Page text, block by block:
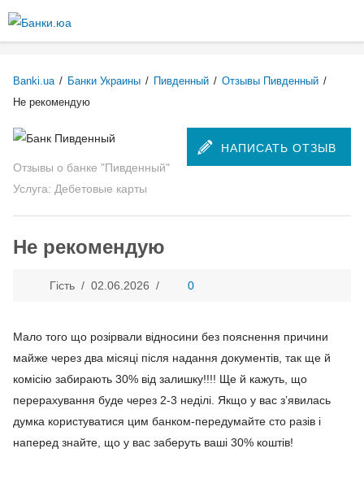
содержанию
Banki.ua / Банки Украины / Пивденный / Отзывы Пивденный /
Не рекомендую
НАПИСАТЬ ОТЗЫВ
Отзывы о банке "Пивденный"
Услуга: Дебетовые карты
Не рекомендую
Гість / 02.06.2026 / 0
Мало того що розірвали відносини без пояснення причини
майже через два місяці після надання документів, так ще й
комісію забирають 30% від залишку!!!! Ще й кажуть, що
перерахування буде через 2-3 неділі. Якщо у вас зʼявилась
думка користуватися цим банком-передумайте сто разів і
наперед знайте, що у вас заберуть ваші 30% коштів!
Comment HTML
Plain text
You may quote other posts using [quote] tags.